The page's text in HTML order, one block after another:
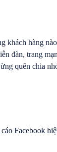
khách hàng
đàn, trang
quên chia
Facebook